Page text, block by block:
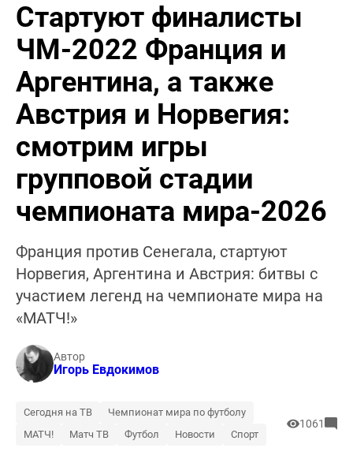
Стартуют финалисты
ЧМ-2022 Франция и
Аргентина, а также
Австрия и Норвегия:
смотрим игры
групповой стадии
чемпионата мира-2026
Франция против Сенегала, стартуют
Норвегия, Аргентина и Австрия: битвы с
участием легенд на чемпионате мира на
«МАТЧ!»
Автор
Игорь Евдокимов
Сегодня на ТВ
Чемпионат мира по футболу
МАТЧ!
Матч ТВ Футбол Новости Спорт
1061